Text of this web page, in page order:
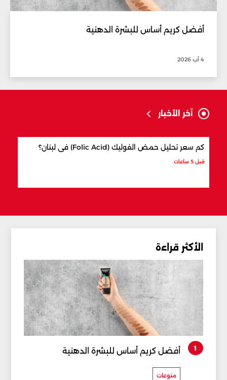
أفضل كريم أساس للبشرة الدهنية
4 آب 2026
آخر الأخبار
كم سعر تحليل حمض الفوليك (Folic Acid) في لبنان؟
قبل 5 ساعات
الأكثر قراءة
1 أفضل كريم أساس للبشرة الدهنية
منوعات